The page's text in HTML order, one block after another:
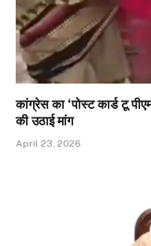
कांग्रेस का ‘पोस्ट कार्ड टू
की उठाई मांग
April 23, 2026